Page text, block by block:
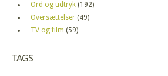
Ord og udtryk (192)
Oversættelser (49)
TV og film (59)
TAGS